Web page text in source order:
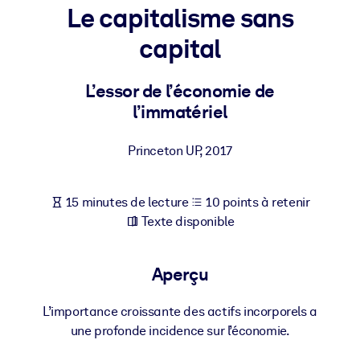
Intégrez des connaissances vérifiées et concises dans votre
LMS/LXP pour de meilleurs résultats d'apprentissage.
Pour bibliothèques d'entreprise
Pour les systèmes d’IA
structurées pour améliorer les résultats.
Le capitalisme sans
capital
L’essor de l’économie de
l’immatériel
Princeton UP,2017
15 minutes de lecture
10 points à retenir
Texte disponible
Aperçu
L’importance croissante des actifs incorporels a
une profonde incidence sur l’économie.